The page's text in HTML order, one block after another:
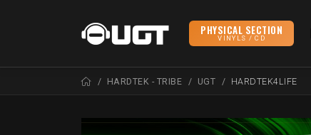
PHYSICAL SECTION
VINYLS / CD
HARDTEK - TRIBE UGT HARDTEK4LIFE